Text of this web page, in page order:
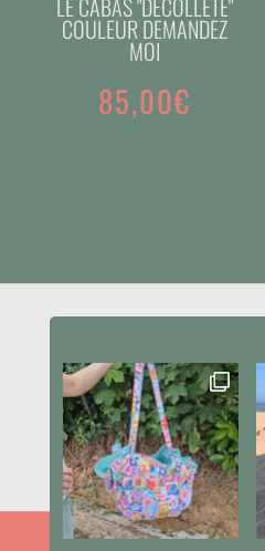
COULEUR DEMANDEZ
MOI
85,00€